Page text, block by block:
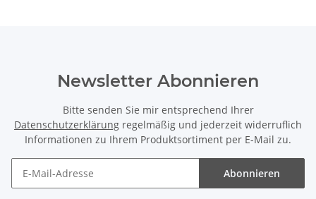
Bitte senden Sie mir entsprechend Ihrer
Datenschutzerklärungregelmäßig und jederzeit widerruflich
Informationen zu Ihrem Produktsortiment per E-Mail zu.